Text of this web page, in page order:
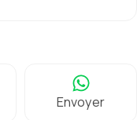
Envoyer